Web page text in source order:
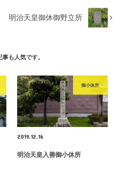
明治天皇御休御野立所
も人気です。
御小休所
2019.12.16
明治天皇入善御小休所